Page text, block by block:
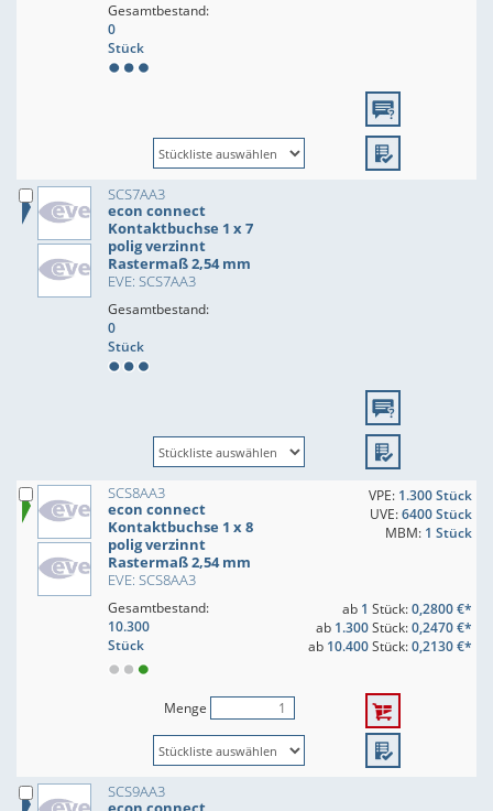
Gesamtbestand:
0
Stück
SCS7AA3
econ connect
Kontaktbuchse 1 x 7
polig verzinnt
Rastermaß 2,54 mm
EVE: SCS7AA3
Gesamtbestand:
0
Stück
SCS8AA3
econ connect
Kontaktbuchse 1 x 8
polig verzinnt
Rastermaß 2,54 mm
EVE: SCS8AA3
VPE: 1.300 Stück
UVE:6400 Stück
MBM: 1 Stück
Gesamtbestand:
10.300
Stück
ab 1 Stück:0,2800 €*
ab 1.300Stück:0,2470 €*
ab 10.400Stück:0,2130 €*
Menge
SCS9AA3